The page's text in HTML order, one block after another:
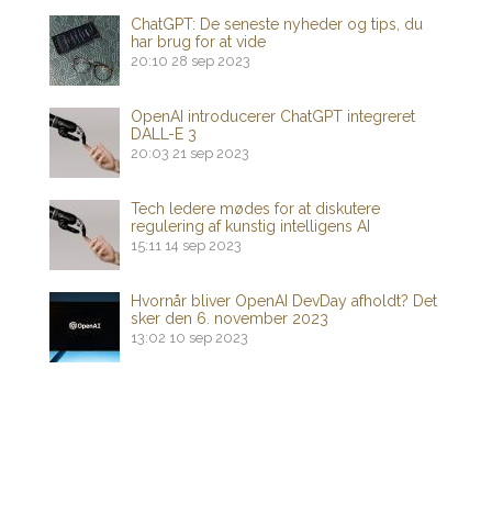
ChatGPT: De seneste nyheder og tips, du
har brug for at vide
20:10 28 sep 2023
OpenAI introducerer ChatGPT integreret
DALL-E 3
20:03 21 sep 2023
Tech ledere mødes for at diskutere
regulering af kunstig intelligens AI
15:11 14 sep 2023
Hvornår bliver OpenAI DevDay afholdt? Det
sker den 6. november 2023
13:02 10 sep 2023